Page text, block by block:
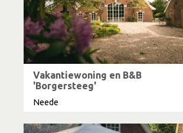
Vakantiewoning en B&B
'Borgersteeg'
Neede